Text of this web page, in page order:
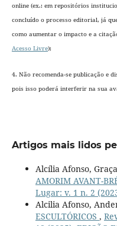
online (ex.: em repositórios
concluído o processo editorial, já
como aumentar o impacto e a
Acesso Livre);
4. Não recomenda-se publicação e
pois isso poderá interferir na sua
Artigos mais lidos
Alcília Afonso,
AMORIM AVANT-
Lugar: v. 1 n. 2
Alcilia Afonso,
ESCULTÓRICOS ,